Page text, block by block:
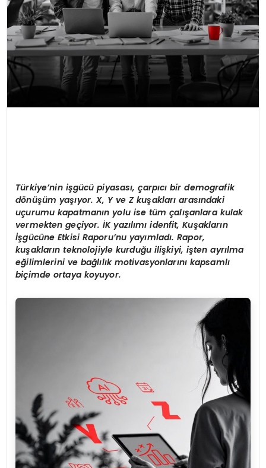
Türkiye’nin işgücüpiyasası,çarpıcıbir demografik
dönüşüm yaşıyor. X, Y ve Z kuşaklarıarasındaki
uçurumu kapatmanın yolu ise tümçalışanlara kulak
vermekten geçiyor.İK yazılımıidenfit, Kuşakların
İşgücüne Etkisi Raporu’nu yayımladı. Rapor,
kuşakların teknolojiyle kurduğu ilişkiyi, işten ayrılma
eğilimlerini ve bağlılık motivasyonlarını kapsamlı
biçimde ortaya koyuyor.